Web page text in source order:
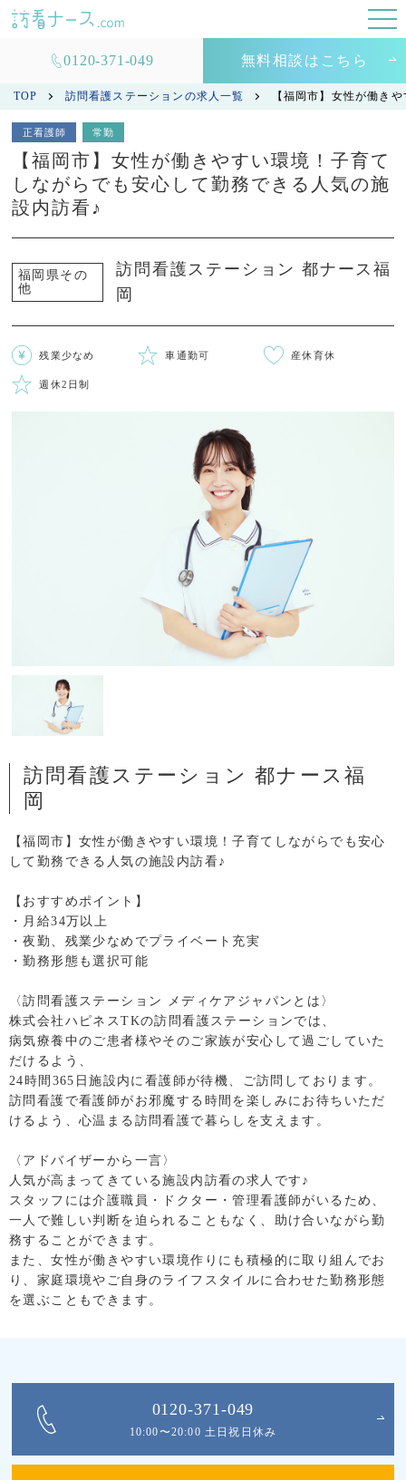
0120-371-049 無料相談はこちら
TOP 訪問看護ステーションの求人一覧 【福岡市】女性が働き
正看護師 常勤
【福岡市】女性が働きやすい環境！子育て
しながらでも安心して勤務できる人気の施
設内訪看♪
福岡県その
他
訪問看護ステーション 都ナース福
岡
残業少なめ 車通勤可 産休育休
週休2日制
訪問看護ステーション 都ナース福
岡
【福岡市】女性が働きやすい環境！子育てしながらでも安心
して勤務できる人気の施設内訪看♪
【おすすめポイント】
・月給34万以上
・夜勤、残業少なめでプライベート充実
・勤務形態も選択可能
〈訪問看護ステーション メディケアジャパンとは〉
株式会社ハピネスTKの訪問看護ステーションでは、
病気療養中のご患者様やそのご家族が安心して過ごしていた
だけるよう、
24時間365日施設内に看護師が待機、ご訪問しております。
訪問看護で看護師がお邪魔する時間を楽しみにお待ちいただ
けるよう、心温まる訪問看護で暮らしを支えます。
〈アドバイザーから一言〉
人気が高まってきている施設内訪看の求人です♪
スタッフには介護職員・ドクター・管理看護師がいるため、
一人で難しい判断を迫られることもなく、助け合いながら勤
務することができます。
また、女性が働きやすい環境作りにも積極的に取り組んでお
り、家庭環境やご自身のライフスタイルに合わせた勤務形態
を選ぶこともできます。
0120-371-049
10:00〜20:00 土日祝日休み